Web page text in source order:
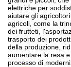
elettriche per
aiutare gli
agricoli, come la
dei frutteti,
trasporto dei
della produzione,
aumentare la resa
processo di